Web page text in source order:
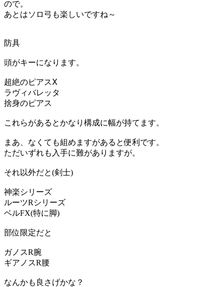
ので。
あとはソロ弓も楽しいですね～
防具
頭がキーになります。
超絶のピアスⅩ
ラヴィバレッタ
捨身のピアス
これらがあるとかなり構成に幅が持てます。
まあ、なくても組めますがあると便利です。
ただいずれも入手に難がありますが。
それ以外だと(剣士)
神楽シリーズ
ルーツRシリーズ
ベルFX(特に脚)
部位限定だと
ガノスR腕
ギアノスR腰
なんかも良さげかな？